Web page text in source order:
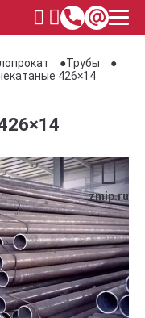
Трубы
426×14
zmip.ru